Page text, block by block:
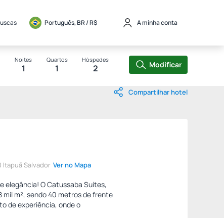
Português, BR / R$ A minha conta
Noites
1
Quartos
1
Hóspedes
2 Modificar
Compartilhar hotel
Itapuã Salvador Ver no Mapa
elegância! O Catussaba Suítes,
m², sendo 40 metros de frente
de experiência, onde o